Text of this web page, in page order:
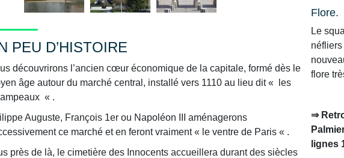
PEU D’HISTOIRE
découvrirons l’ancien cœur économique de la capitale, formé dès le
âge autour du marché central, installé vers 1110 au lieu dit « les
« .
Auguste, François 1er ou Napoléon III aménagerons
ce marché et en feront vraiment « le ventre de Paris « .
près de là, le cimetière des Innocents accueillera durant des siècles
Flore.
Le
flore
⇒
lignes